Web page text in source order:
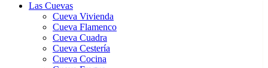
Las Cuevas
Cueva Vivienda
Cueva Flamenco
Cueva Cuadra
Cueva Cestería
Cueva Cocina